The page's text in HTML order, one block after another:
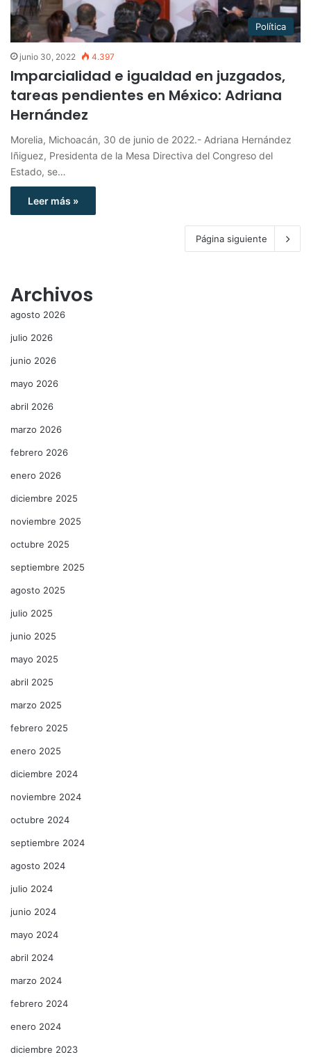
Política
junio 30, 2022 4.397
Imparcialidad e igualdad en juzgados,
tareas pendientes en México: Adriana
Hernández
Morelia, Michoacán, 30 de junio de 2022.- Adriana Hernández
Iñiguez, Presidenta de la Mesa Directiva del Congreso del
Estado, se…
Leer más »
Página siguiente
Archivos
agosto 2026
julio 2026
junio 2026
mayo 2026
abril 2026
marzo 2026
febrero 2026
enero 2026
diciembre 2025
noviembre 2025
octubre 2025
septiembre 2025
agosto 2025
julio 2025
junio 2025
mayo 2025
abril 2025
marzo 2025
febrero 2025
enero 2025
diciembre 2024
noviembre 2024
octubre 2024
septiembre 2024
agosto 2024
julio 2024
junio 2024
mayo 2024
abril 2024
marzo 2024
febrero 2024
enero 2024
diciembre 2023